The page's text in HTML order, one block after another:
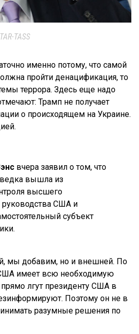
TASS
именно потому, что самой
пройти денацификация, то
террора. Здесь еще надо
Трамп не получает
о происходящем на Украине.
вчера заявил о том, что
вышла из
высшего
руководства США и
субъект
мы добавим, но и внешней. По
имеет всю необходимую
лгут президенту США в
Поэтому он не в
разумные решения по